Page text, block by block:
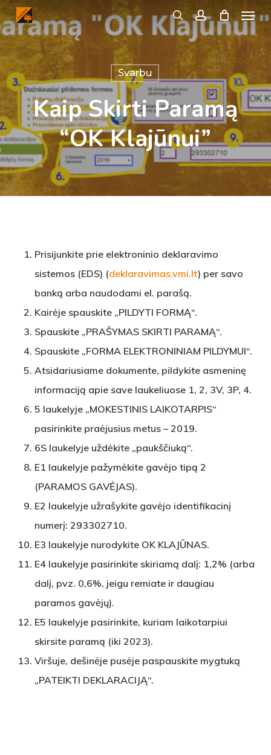
Skip
to
main
content
searchaccount
Menu
Svarbu
Kaip Skirti Paramą
“OK Klajūnui”
Prisijunkite prie elektroninio deklaravimo
sistemos (EDS) (deklaravimas.vmi.lt) per savo
banką arba naudodami el. parašą.
Kairėje spauskite „PILDYTI FORMĄ“.
Spauskite „PRAŠYMAS SKIRTI PARAMĄ“.
Spauskite „FORMA ELEKTRONINIAM PILDYMUI“.
Atsidariusiame dokumente, pildykite asmeninę
informaciją apie save laukeliuose 1, 2, 3V, 3P, 4.
5 laukelyje „MOKESTINIS LAIKOTARPIS“
pasirinkite praėjusius metus – 2019.
6S laukelyje uždėkite „paukščiuką“.
E1 laukelyje pažymėkite gavėjo tipą 2
(PARAMOS GAVĖJAS).
E2 laukelyje užrašykite gavėjo identifikacinį
numerį: 293302710.
E3 laukelyje nurodykite OK KLAJŪNAS.
E4 laukelyje pasirinkite skiriamą dalį: 1,2% (arba
dalį, pvz. 0,6%, jeigu remiate ir daugiau
paramos gavėjų).
E5 laukelyje pasirinkite, kuriam laikotarpiui
skirsite paramą (iki 2023).
Viršuje, dešinėje pusėje paspauskite mygtuką
„PATEIKTI DEKLARACIJĄ“.